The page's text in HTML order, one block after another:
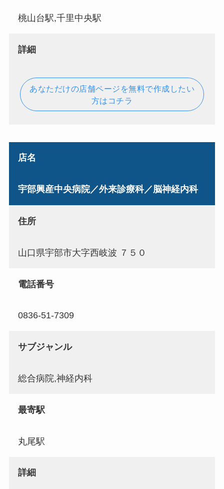
桃山台駅,千里中央駅
詳細
あなただけの店舗ページを無料で作成したい
方はコチラ
店名
宇部興産中央病院／外来診療科／脳神経内科
住所
山口県宇部市大字西岐波 ７５０
電話番号
0836-51-7309
サブジャンル
総合病院,神経内科
最寄駅
丸尾駅
詳細